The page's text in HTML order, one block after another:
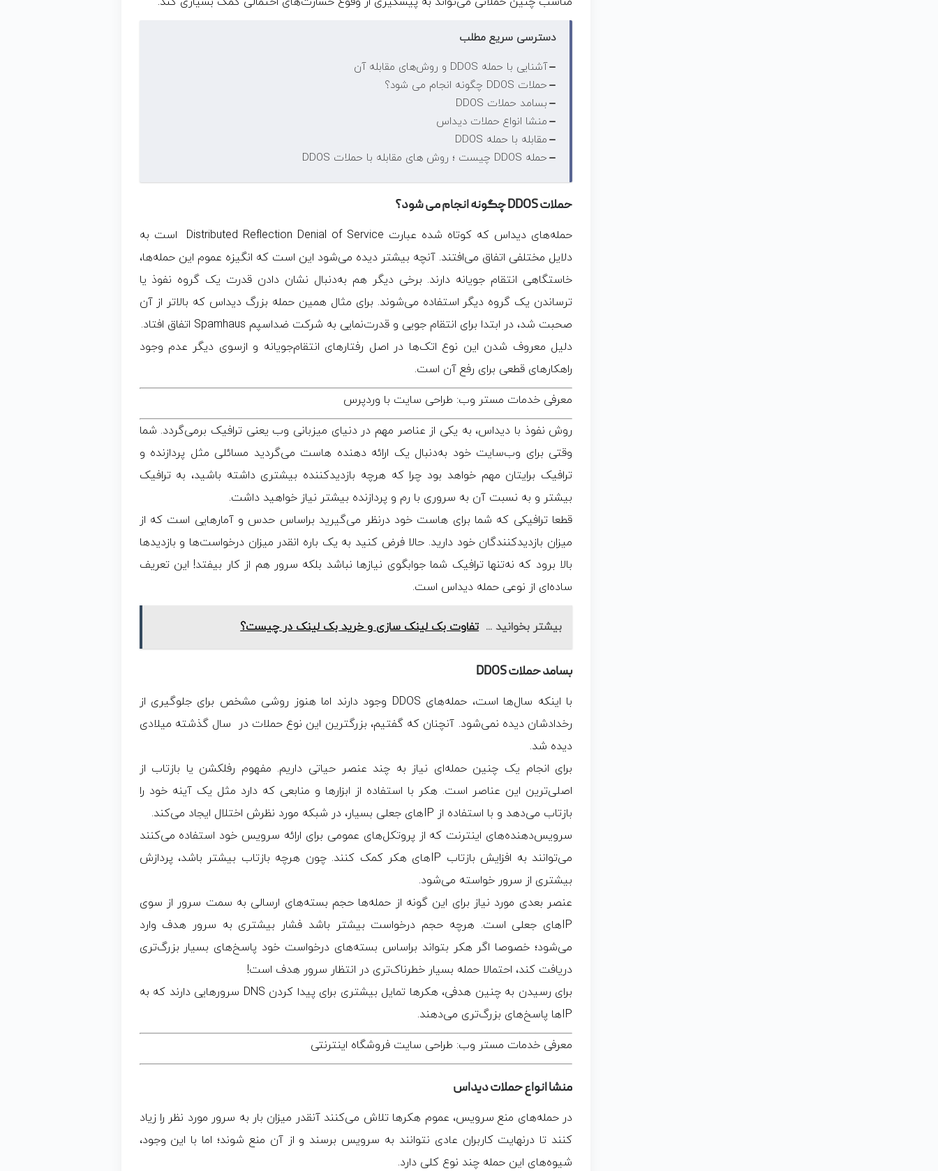
دسترسی سریع مطلب
آشنایی با حمله DDOS‌ و روش‌های مقابله آن
حملات DDOS چگونه انجام می شود؟
بسامد حملات DDOS
منشا انواع حملات دیداس
مقابله با حمله DDOS
حمله DDOS چیست ؛ روش های مقابله با حملات DDOS
حملات DDOS چگونه انجام می شود؟
حمله‌های دیداس که کوتاه شده عبارت Distributed Reflection Denial of Service است به
دلایل مختلفی اتفاق می‌افتند. آنچه بیشتر دیده می‌شود این است که انگیزه عموم این حمله‌ها،
خاستگاهی انتقام جویانه دارند. برخی دیگر هم به‌دنبال نشان دادن قدرت یک گروه نفوذ یا
ترساندن یک گروه دیگر استفاده می‌شوند. برای مثال همین حمله بزرگ دیداس که بالاتر از آن
صحبت شد، در ابتدا برای انتقام جویی و قدرت‌نمایی به شرکت ضداسپم Spamhaus اتفاق افتاد.
دلیل معروف شدن این نوع اتک‌ها در اصل رفتارهای انتقام‌جویانه و ازسوی دیگر عدم وجود
راهکارهای قطعی برای رفع آن است.
معرفی خدمات مستر وب: طراحی سایت با وردپرس
روش نفوذ با دیداس، به یکی از عناصر مهم در دنیای میزبانی وب یعنی ترافیک برمی‌گردد. شما
وقتی برای وب‌سایت خود به‌دنبال یک ارائه دهنده هاست می‌گردید مسائلی مثل پردازنده و
ترافیک برایتان مهم خواهد بود چرا که هرچه بازدیدکننده بیشتری داشته باشید، به ترافیک
بیشتر و به نسبت آن به سروری با رم و پردازنده بیشتر نیاز خواهید داشت.
قطعا ترافیکی که شما برای هاست خود درنظر می‌گیرید براساس حدس و آمارهایی است که از
میزان بازدیدکنندگان خود دارید. حالا فرض کنید به یک باره انقدر میزان درخواست‌ها و بازدیدها
بالا برود که نه‌تنها ترافیک شما جوابگوی نیازها نباشد بلکه سرور هم از کار بیفتد! این تعریف
ساده‌ای از نوعی حمله دیداس است.
بیشتر بخوانید ... تفاوت بک لینک سازی و خرید بک لینک در چیست؟
بسامد حملات DDOS
با اینکه سال‌ها است، حمله‌های DDOS وجود دارند اما هنوز روشی مشخص برای جلوگیری از
رخدادشان دیده نمی‌شود. آنچنان که گفتیم، بزرگترین این نوع حملات در سال گذشته میلادی
دیده شد.
برای انجام یک چنین حمله‌ای نیاز به چند عنصر حیاتی داریم. مفهوم رفلکشن یا بازتاب از
اصلی‌ترین این عناصر است. هکر با استفاده از ابزارها و منابعی که دارد مثل یک آینه خود را
بازتاب می‌دهد و با استفاده از IPهای جعلی بسیار، در شبکه مورد نظرش اختلال ایجاد می‌کند.
سرویس‌دهنده‌های اینترنت که از پروتکل‌های عمومی برای ارائه سرویس خود استفاده می‌کنند
می‌توانند به افزایش بازتاب IPهای هکر کمک کنند. چون هرچه بازتاب بیشتر باشد، پردازش
بیشتری از سرور خواسته می‌شود.
عنصر بعدی مورد نیاز برای این گونه از حمله‌ها حجم بسته‌های ارسالی به سمت سرور از سوی
IP‌های جعلی است. هرچه حجم درخواست بیشتر باشد فشار بیشتری به سرور هدف وارد
می‌شود؛ خصوصا اگر هکر بتواند براساس بسته‌های درخواست‌ خود پاسخ‌های بسیار بزرگ‌تری
دریافت کند، احتمالا حمله بسیار خطرناک‌تری در انتظار سرور هدف است!
برای رسیدن به چنین هدفی، هکرها تمایل بیشتری برای پیدا کردن DNS سرورهایی دارند که به
IP‌ها پاسخ‌های بزرگ‌تری می‌دهند.
معرفی خدمات مستر وب: طراحی سایت فروشگاه اینترنتی
منشا انواع حملات دیداس
در حمله‌های منع سرویس، عموم هکرها تلاش می‌کنند آنقدر میزان بار به سرور مورد نظر را زیاد
کنند تا درنهایت کاربران عادی نتوانند به سرویس برسند و از آن منع شوند؛ اما با این وجود،
شیوه‌های این حمله چند نوع کلی دارد.